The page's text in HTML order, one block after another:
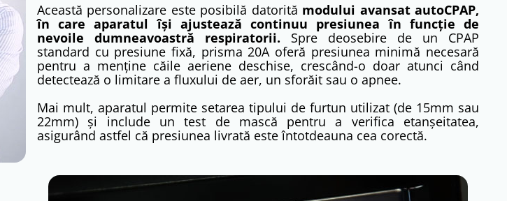
Această personalizare este posibilă datorită modului avansat autoCPAP,
în care aparatul își ajustează continuu presiunea în funcție de
nevoile dumneavoastră respiratorii. Spre deosebire de un CPAP
standard cu presiune fixă, prisma 20A oferă presiunea minimă necesară
pentru a menține căile aeriene deschise, crescând-o doar atunci când
detectează o limitare a fluxului de aer, un sforăit sau o apnee.
Mai mult, aparatul permite setarea tipului de furtun utilizat (de 15mm sau
22mm) și include un test de mască pentru a verifica etanșeitatea,
asigurând astfel că presiunea livrată este întotdeauna cea corectă.